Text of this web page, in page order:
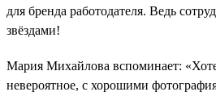
для бренда работодателя. Ведь
звёздами!
Мария Михайлова вспоминает:
невероятное, с хорошими